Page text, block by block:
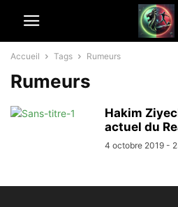
Accueil Tags Rumeurs
Rumeurs
Hakim
actuel du
4 octobre 2019 -